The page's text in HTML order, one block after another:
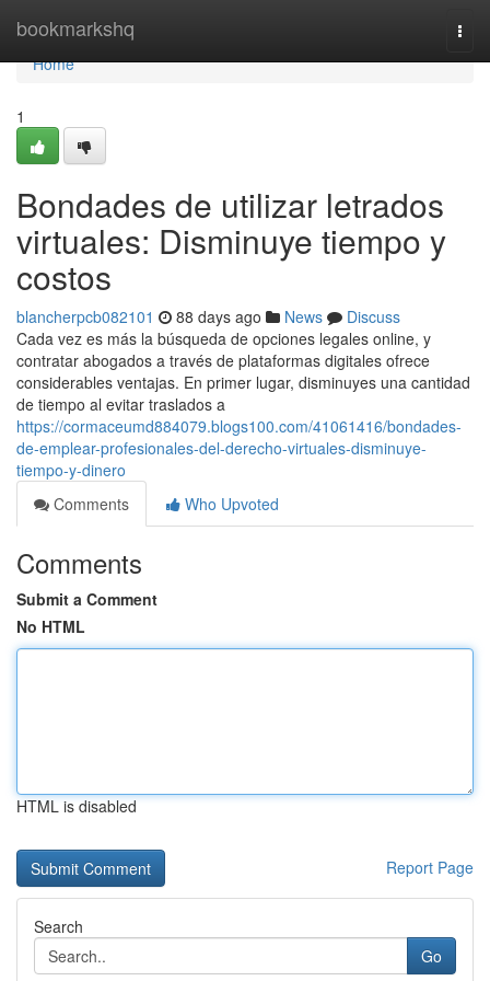
bookmarkshq
Home
Home
1
Bondades de utilizar letrados
virtuales: Disminuye tiempo y
costos
blancherpcb082101 88 days ago News
Discuss
Cada vez es más la búsqueda de opciones legales online, y
contratar abogados a través de plataformas digitales ofrece
considerables ventajas. En primer lugar, disminuyes una cantidad
de tiempo al evitar traslados a
https://cormaceumd884079.blogs100.com/41061416/bondades-
de-emplear-profesionales-del-derecho-virtuales-disminuye-
tiempo-y-dinero
Comments
Who Upvoted
Comments
Submit a Comment
No HTML
HTML is disabled
Report Page
Search
Go